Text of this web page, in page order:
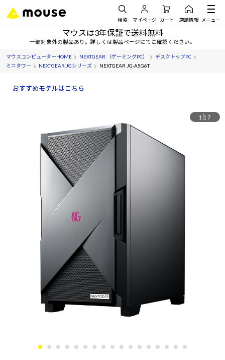
検索 マイページ カート 店舗情報 メニュー
マウスは3年保証で送料無料
一部対象外の製品あり。詳しくは製品ページにてご確認ください。
マウスコンピューターHOME NEXTGEAR （ゲーミングPC）
デスクトップPC
ミニタワー
NEXTGEAR JGシリーズ NEXTGEAR JG-A5G6T
おすすめモデルはこちら
1 17